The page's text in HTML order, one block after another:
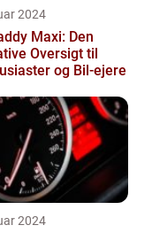
2024
Maxi: Den
Oversigt til
og Bil-ejere
2024